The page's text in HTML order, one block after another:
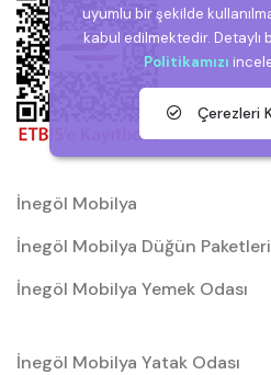
İnegöl Mobilya
İnegöl Mobilya Düğün Paketleri
İnegöl Mobilya Yemek Odası
İnegöl Mobilya Yatak Odası
uyumlu bir şekilde
kabul edilmektedir. Detaylı
Politikamızı
Çerezleri